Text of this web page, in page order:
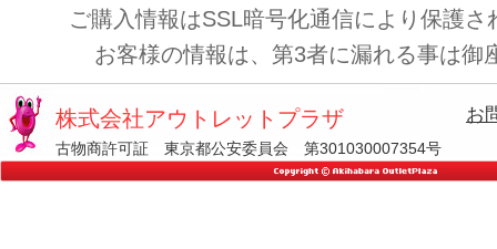
ご購入情報はSSL暗号化通信により保護さ
お客様の情報は、第3者に漏れる事は御
株式会社アウトレットプラザ
古物商許可証 東京都公安委員会 第301030007354号
お